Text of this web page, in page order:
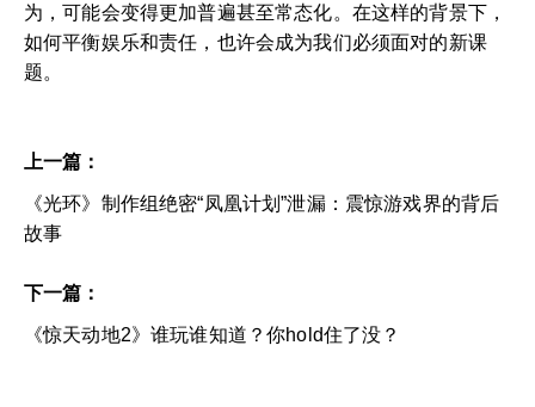
为，可能会变得更加普遍甚至常态化。在这样的背景下，
如何平衡娱乐和责任，也许会成为我们必须面对的新课
题。
上一篇：
《光环》制作组绝密“凤凰计划”泄漏：震惊游戏界的背后
故事
下一篇：
《惊天动地2》谁玩谁知道？你hold住了没？